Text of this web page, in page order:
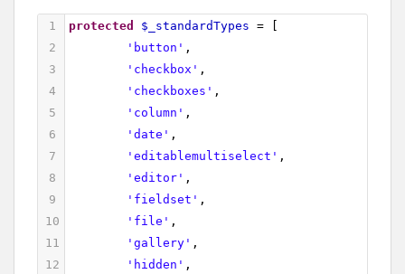
1 protected $_standardTypes =
2
'button' ,
3
'checkbox' ,
4
'checkboxes' ,
5
'column' ,
6
'date' ,
7
'editablemultiselect' ,
8
'editor' ,
9
'fieldset' ,
10
'file' ,
11
'gallery' ,
12
'hidden' ,